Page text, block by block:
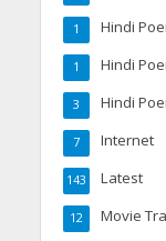
Hindi
1
Hindi
1
Hindi
3
Internet
7
Latest
143
Movie
12